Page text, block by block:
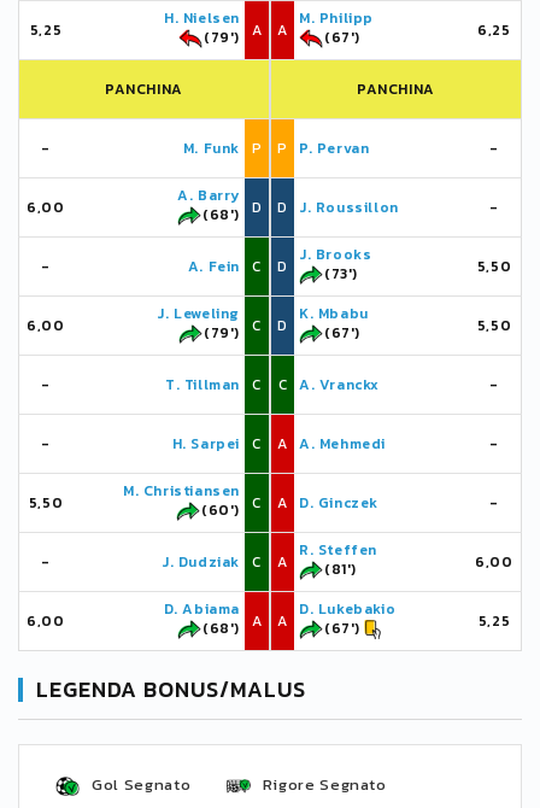
5,25
H. Nielsen
(79')
A
PANCHINA
- M. Funk P
6,00
A. Barry
(68')
D
- A. Fein C
6,00
J. Leweling
(79')
C
- T. Tillman C
- H. Sarpei C
5,50
M. Christiansen
(60')
C
- J. Dudziak C
6,00
D. Abiama
(68')
A
A
M. Philipp
(67')
6,25
PANCHINA
P P. Pervan -
D J. Roussillon -
D
J. Brooks
(73')
5,50
D
K. Mbabu
(67')
5,50
C A. Vranckx -
A A. Mehmedi -
A D. Ginczek -
A
R. Steffen
(81')
6,00
A
D. Lukebakio
(67')
5,25
LEGENDA BONUS/MALUS
Gol Segnato
Rigore Segnato